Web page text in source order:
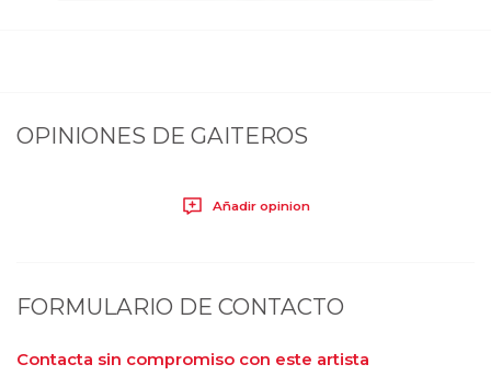
OPINIONES DE GAITEROS
Añadir opinion
FORMULARIO DE CONTACTO
Contacta sin compromiso con este artista